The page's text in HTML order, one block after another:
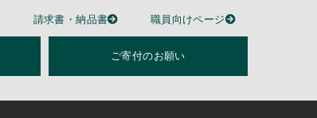
請求書・納品書 職員向けページ
ご寄付のお願い